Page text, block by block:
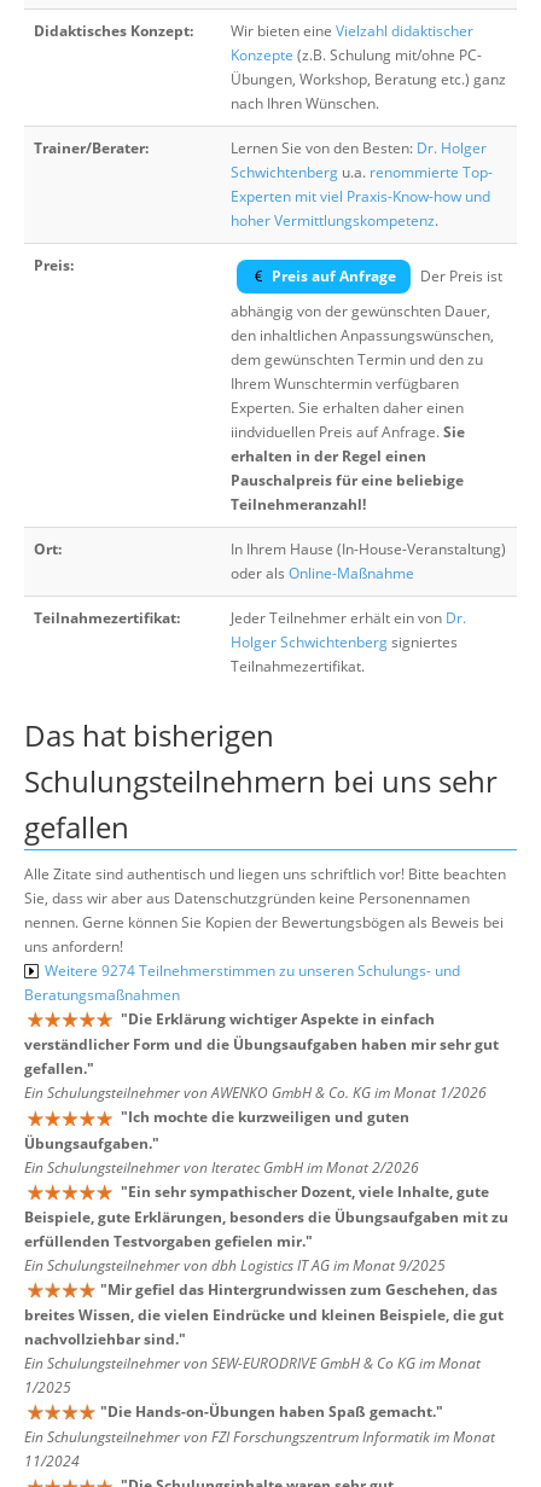
Didaktisches Konzept: Wir bieten eine Vielzahl didaktischer
Konzepte (z.B. Schulung mit/ohne PC-
Übungen, Workshop, Beratung etc.) ganz
nach Ihren Wünschen.
Trainer/Berater: Lernen Sie von den Besten: Dr. Holger
Schwichtenberg u.a. renommierte Top-
Experten mit viel Praxis-Know-how und
hoher Vermittlungskompetenz.
Preis:
Preis auf Anfrage
Der Preis ist
abhängig von der gewünschten Dauer,
den inhaltlichen Anpassungswünschen,
dem gewünschten Termin und den zu
Ihrem Wunschtermin verfügbaren
Experten. Sie erhalten daher einen
iindviduellen Preis auf Anfrage.Sie
erhalten in der Regel einen
Pauschalpreis für eine beliebige
Teilnehmeranzahl!
Ort:
In Ihrem Hause (In-House-Veranstaltung)
oder als Online-Maßnahme
Teilnahmezertifikat: Jeder Teilnehmer erhält ein von Dr.
Holger Schwichtenbergsigniertes
Teilnahmezertifikat.
Das hat bisherigen
Schulungsteilnehmern bei uns sehr
gefallen
Alle Zitate sind authentisch und liegen uns schriftlich vor! Bitte beachten
Sie, dass wir aber aus Datenschutzgründen keine Personennamen
nennen. Gerne können Sie Kopien der Bewertungsbögen als Beweis bei
uns anfordern!
Weitere 9274 Teilnehmerstimmen zu unseren Schulungs- und
Beratungsmaßnahmen
"Die Erklärung wichtiger Aspekte in einfach
verständlicher Form und die Übungsaufgaben haben mir sehr gut
gefallen."
Ein Schulungsteilnehmer von AWENKO GmbH & Co. KG im Monat 1/2026
"Ich mochte die kurzweiligen und guten
Übungsaufgaben."
Ein Schulungsteilnehmer von Iteratec GmbH im Monat 2/2026
"Ein sehr sympathischer Dozent, viele Inhalte, gute
Beispiele, gute Erklärungen, besonders die Übungsaufgaben mit zu
erfüllenden Testvorgaben gefielen mir."
Ein Schulungsteilnehmer von dbh Logistics IT AG im Monat 9/2025
"Mir gefiel das Hintergrundwissen zum Geschehen, das
breites Wissen, die vielen Eindrücke und kleinen Beispiele, die gut
nachvollziehbar sind."
Ein Schulungsteilnehmer von SEW-EURODRIVE GmbH & Co KG im Monat
1/2025
"Die Hands-on-Übungen haben Spaß gemacht."
Ein Schulungsteilnehmer von FZI Forschungszentrum Informatik im Monat
11/2024